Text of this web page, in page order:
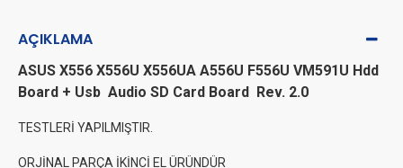
AÇIKLAMA
ASUS X556 X556U X556UA A556U F556U VM591U Hdd
Board + Usb Audio SD Card Board Rev. 2.0
TESTLERİ YAPILMIŞTIR.
ORJİNAL PARÇA İKİNCİ EL ÜRÜNDÜR